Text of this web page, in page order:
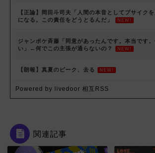
【正論】岡田斗司夫「人間の本音としてブサイク
になる。この責任をどうとるんだ」
NEW!
ジャンポケ斉藤「同意があったんです。本当です。
い」←何でこの主張が通らないの？
NEW!
【朗報】真夏のピーク、去る NEW!
Powered by livedoor 相互RSS
関連記事